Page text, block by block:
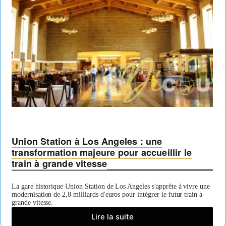
Union Station à Los Angeles : une
transformation majeure pour accueillir le
train à grande vitesse
La gare historique Union Station de Los Angeles s'apprête à vivre une
modernisation de 2,8 milliards d'euros pour intégrer le futur train à
grande vitesse.
Lire la suite
Union